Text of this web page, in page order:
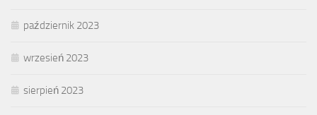
październik 2023
wrzesień 2023
sierpień 2023